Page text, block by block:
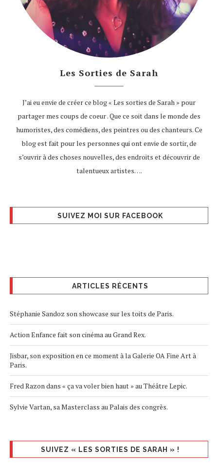
Les Sorties de Sarah
J’ai eu envie de créer ce blog « Les sorties de Sarah » pour
partager mes coups de coeur . Que ce soit dans le monde des
humoristes, des comédiens, des peintres ou des chanteurs. Ce
blog est fait pour les personnes qui ont envie de sortir, de
s’ouvrir à des choses nouvelles, des endroits et découvrir de
talentueux artistes….
SUIVEZ MOI SUR FACEBOOK
ARTICLES RÉCENTS
Stéphanie Sandoz son showcase sur les toits de Paris.
Action Enfance fait son cinéma au Grand Rex.
Jisbar, son exposition en ce moment à la Galerie OA Fine Art à
Paris.
Fred Razon dans « ça va voler bien haut » au Théâtre Lepic.
Sylvie Vartan, sa Masterclass au Palais des congrès.
SUIVEZ « LES SORTIES DE SARAH » !